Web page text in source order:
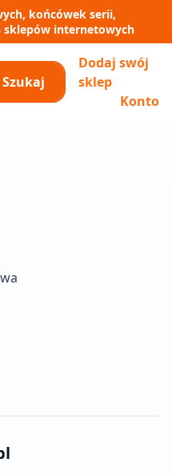
końcówek serii,
sklepów internetowych
Szukaj
Dodaj swój
sklep
Konto